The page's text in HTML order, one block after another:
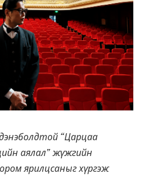
“Царцаа
аялал” жүжгийн
ярилцсаныг хүргэж